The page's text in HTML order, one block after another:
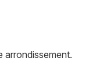
arrondissement.